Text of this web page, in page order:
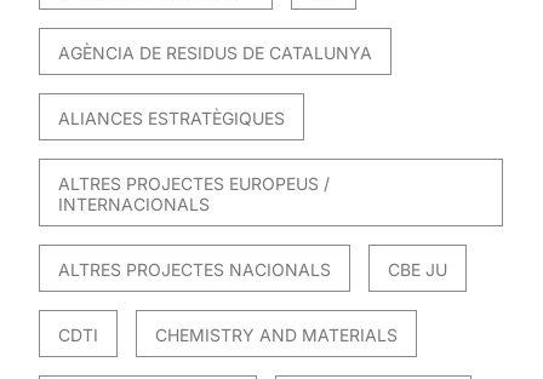
AGÈNCIA DE RESIDUS DE CATALUNYA
ALIANCES ESTRATÈGIQUES
ALTRES PROJECTES EUROPEUS /
INTERNACIONALS
ALTRES PROJECTES NACIONALS CBE JU
CDTI CHEMISTRY AND MATERIALS